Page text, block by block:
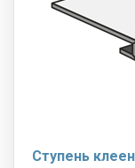
Ступень